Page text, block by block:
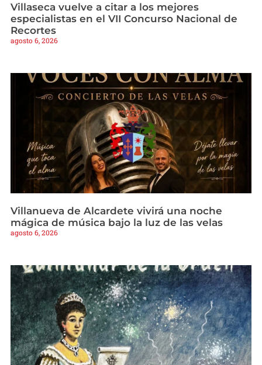
Villaseca vuelve a citar a los mejores
especialistas en el VII Concurso Nacional de
Recortes
agosto 6, 2026
Villanueva de Alcardete vivirá una noche
mágica de música bajo la luz de las velas
agosto 6, 2026